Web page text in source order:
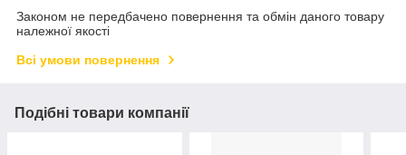
Законом не передбачено повернення та обмін даного товару
належної якості
Всі умови повернення
Подібні товари компанії